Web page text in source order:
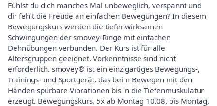
Fühlst du dich manches Mal unbeweglich, verspannt und
dir fehlt die Freude an einfachen Bewegungen? In diesem
Bewegungskurs werden die tiefenwirksamen
Schwingungen der smovey-Ringe mit einfachen
Dehnübungen verbunden. Der Kurs ist für alle
Altersgruppen geeignet. Vorkenntnisse sind nicht
erforderlich. smovey® ist ein einzigartiges Bewegungs-,
Trainings- und Sportgerät, das beim Bewegen mit den
Händen spürbare Vibrationen bis in die Tiefenmuskulatur
erzeugt. Bewegungskurs, 5x ab Montag 10.08. bis Montag,